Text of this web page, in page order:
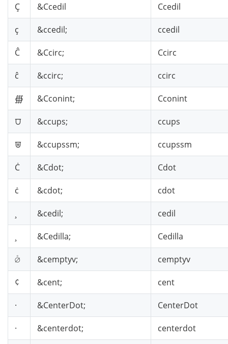
Ç &Ccedil Ccedil
ç &ccedil; ccedil
Ĉ &Ccirc; Ccirc
ĉ &ccirc; ccirc
∰ &Cconint; Cconint
⩌ &ccups; ccups
⩐ &ccupssm; ccupssm
Ċ &Cdot; Cdot
ċ &cdot; cdot
&cedil; cedil
&Cedilla; Cedilla
⦲ &cemptyv; cemptyv
¢ &cent; cent
· &CenterDot; CenterDot
· &centerdot; centerdot